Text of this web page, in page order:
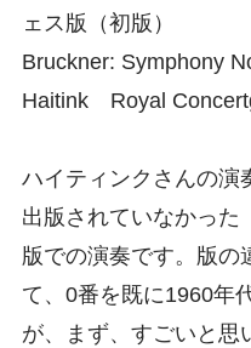
ェス版（初版）
Bruckner: Symphony
Haitink Royal
ハイティンクさんの演
出版されていなかった
版での演奏です。版の
て、0番を既に1960年
が、まず、すごいと思